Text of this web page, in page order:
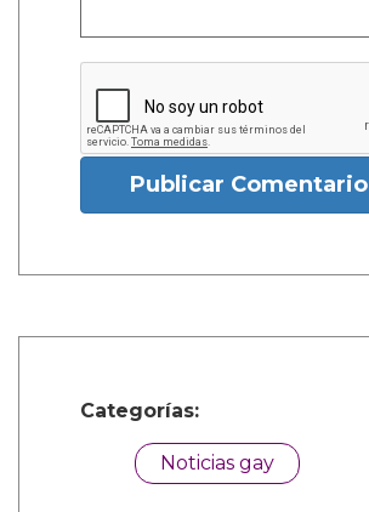
Publicar Comentario
Categorías:
Noticias gay